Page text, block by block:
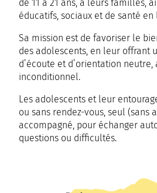
de 11 à 21 ans, à leurs familles,
éducatifs, sociaux et de santé en
Sa mission est de favoriser le
des adolescents, en leur offrant
d’écoute et d’orientation
inconditionnel.
Les adolescents et leur
ou sans rendez-vous, seul (sans
accompagné, pour échanger
questions ou difficultés.